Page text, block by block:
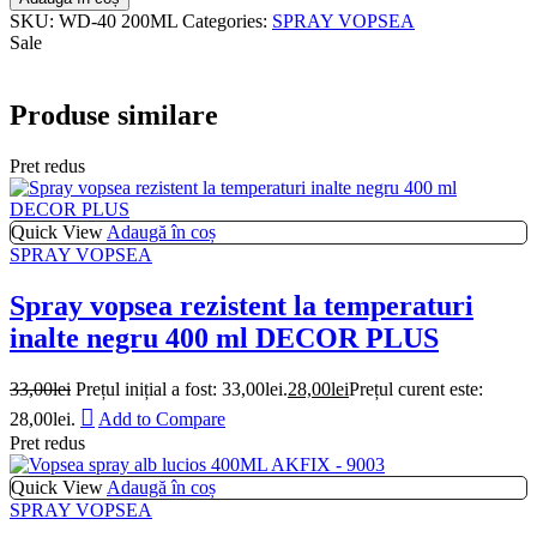
SKU: WD-40 200ML Categories: SPRAY VOPSEA
Sale
Produse similare
Pret redus
Quick View Adaugă în coș
SPRAY VOPSEA
Spray vopsea rezistent la temperaturi
inalte negru 400 ml DECOR PLUS
33,00lei Prețul inițial a fost: 33,00lei.28,00leiPrețul curent este:
28,00lei.
Add to Compare
Pret redus
Quick View Adaugă în coș
SPRAY VOPSEA